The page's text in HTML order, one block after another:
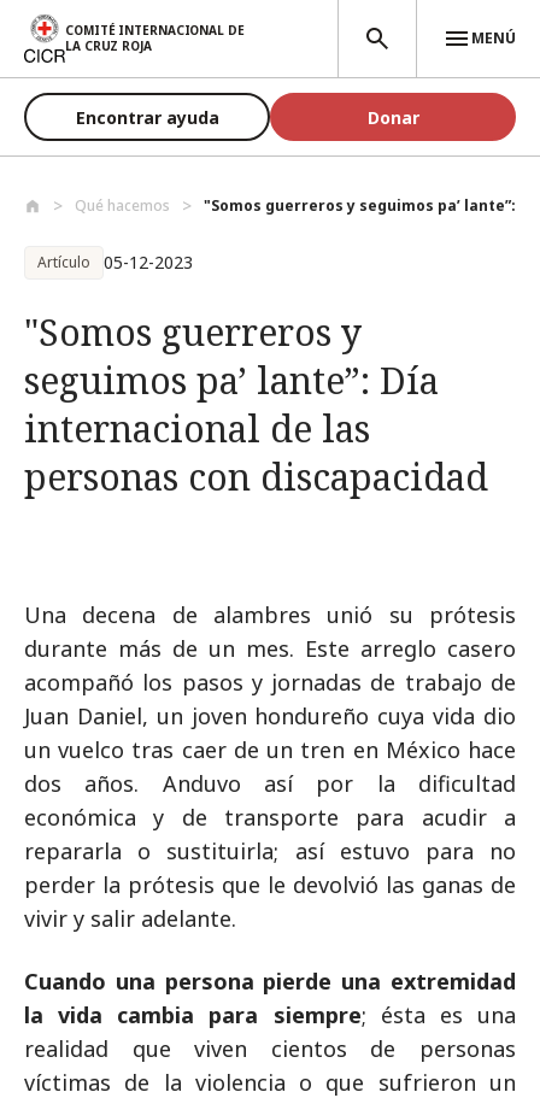
Pasar al contenido principal
COMITÉ INTERNACIONAL DE
LA CRUZ ROJA
MENÚ
Encontrar ayuda Donar
Qué hacemos "Somos guerreros y seguimos pa’ lante”: ...
Artículo 05-12-2023
"Somos guerreros y
seguimos pa’ lante”: Día
internacional de las
personas con discapacidad
Una decena de alambres unió su prótesis
durante más de un mes. Este arreglo casero
acompañó los pasos y jornadas de trabajo de
Juan Daniel, un joven hondureño cuya vida dio
un vuelco tras caer de un tren en México hace
dos años. Anduvo así por la dificultad
económica y de transporte para acudir a
repararla o sustituirla; así estuvo para no
perder la prótesis que le devolvió las ganas de
vivir y salir adelante.
Cuando una persona pierde una extremidad
la vida cambia para siempre; ésta es una
realidad que viven cientos de personas
víctimas de la violencia o que sufrieron un